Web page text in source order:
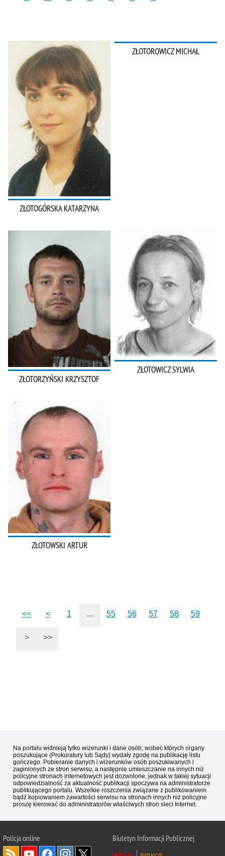
ZŁOTOGÓRSKA KATARZYNA
ZŁOTOROWICZ MICHAŁ
ZŁOTORZYŃSKI KRZYSZTOF
ZŁOTOWICZ SYLWIA
ZŁOTOWSKI ARTUR
<< < 1 ... 55 56 57 58 59
> >>
Na portalu widnieją tylko wizerunki i dane osób, wobec których organy
poszukujące (Prokuratury lub Sądy) wydały zgodę na publikację listu
gończego. Pobieranie danych i wizerunków osób poszukiwanych i
zaginionych ze stron serwisu, a następnie umieszczanie na innych niż
policyjne stronach internetowych jest dozwolone, jednak w takiej sytuacji
odpowiedzialność za aktualność publikacji spoczywa na administratorze
publikującego portalu. Wszelkie roszczenia związane z publikowaniem
bądź kopiowaniem zawartości serwisu na stronach innych niż policyjne
proszę kierować do administratorów właściwych stron sieci Internet.
Policjaonline
Biuletyn Informacji Publicznej